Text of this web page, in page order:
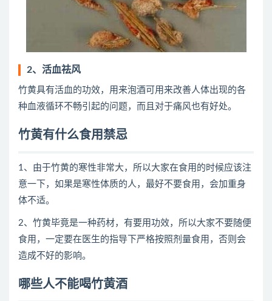
2、活血祛风
竹黄具有活血的功效，用来泡酒可用来改善人体出现的各
种血液循环不畅引起的问题，而且对于痛风也有好处。
竹黄有什么食用禁忌
1、由于竹黄的寒性非常大，所以大家在食用的时候应该注
意一下，如果是寒性体质的人，最好不要食用，会加重身
体不适。
2、竹黄毕竟是一种药材，有要用功效，所以大家不要随便
食用，一定要在医生的指导下严格按照剂量食用，否则会
造成不好的影响。
哪些人不能喝竹黄酒